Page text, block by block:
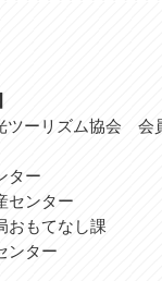
ツーリズム協会 会
ター
センター
おもてなし課
ンター